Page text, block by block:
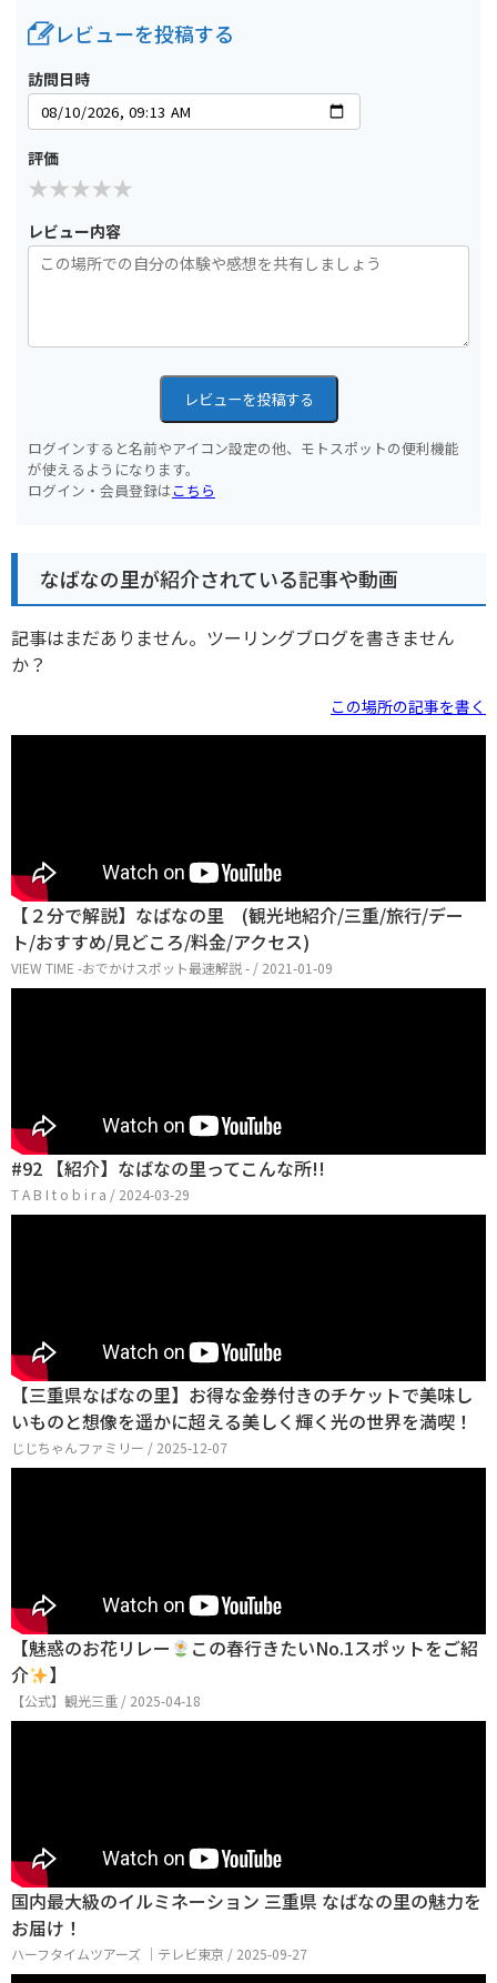
レビューを投稿する
訪問日時
評価
レビュー内容
レビューを投稿する
ログインすると名前やアイコン設定の他、モトスポットの便利機能
が使えるようになります。
ログイン・会員登録はこちら
なばなの里が紹介されている記事や動画
記事はまだありません。ツーリングブログを書きません
か？
この場所の記事を書く
【２分で解説】なばなの里 (観光地紹介/三重/旅行/デー
ト/おすすめ/見どころ/料金/アクセス)
VIEW TIME -おでかけスポット最速解説 - / 2021-01-09
#92 【紹介】なばなの里ってこんな所!!
T A B I t o b i r a / 2024-03-29
【三重県なばなの里】お得な金券付きのチケットで美味し
いものと想像を遥かに超える美しく輝く光の世界を満喫！
じじちゃんファミリー / 2025-12-07
【魅惑のお花リレー
この春行きたいNo.1スポットをご紹
介
】
【公式】観光三重 / 2025-04-18
国内最大級のイルミネーション 三重県 なばなの里の魅力を
お届け！
ハーフタイムツアーズ │テレビ東京 / 2025-09-27